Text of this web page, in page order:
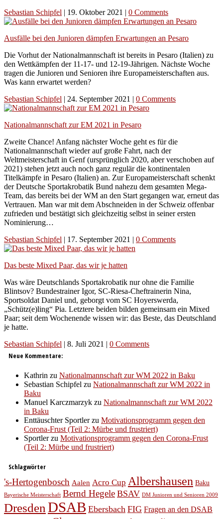
Sebastian Schipfel | 19. Oktober 2021 | 0 Comments
Ausfälle bei den Junioren dämpfen Erwartungen an Pesaro
Die Vorhut der Nationalmannschaft ist bereits in Pesaro (Italien) zu
den Wettkämpfen der 11-17- und 12-19-Jährigen. Nächste Woche
tragen die Junioren und Senioren ihre Europameisterschaften aus.
Was kann erwartet werden?
Sebastian Schipfel | 24. September 2021 | 0 Comments
Nationalmannschaft zur EM 2021 in Pesaro
Zweite Chance! Anfang nächster Woche geht es für die
Nationalmannschaft wieder auf große Fahrt, nach der
Weltmeisterschaft in Genf (ursprünglich 2020, aber verschoben auf
2021) stehen jetzt auch noch ganz regulär die kontinentalen
Titelkämpfe in Pesaro (Italien) an. Zur Europameisterschaft schenkt
der Deutsche Sportakrobatik Bund nahezu dem gesamten Mega-
Team, das bereits bei der WM an den Start gegangen war, erneut das
Vertrauen. Man war mit dem Abschneiden in der Schweiz offenbar
zufrieden und bestätigt sich gleichzeitig selbst in seiner ersten
Nominierung…
Sebastian Schipfel | 17. September 2021 | 0 Comments
Das beste Mixed Paar, das wir je hatten
Was wäre Deutschlands Sportakrobatik nur ohne die Familie
Blintsov? Bundestrainer Igor, SC-Riesa-Cheftrainerin Nina,
Sportsoldat Daniel und, geborgt vom SC Hoyerswerda,
„Schütz(e)ling“ Pia. Letztere beiden bilden gemeinsam ein Mixed
Paar; seit dem Wochenende wissen wir: das Beste, das Deutschland
je hatte.
Sebastian Schipfel | 8. Juli 2021 | 0 Comments
Neue Kommentare:
Kathrin zu Nationalmannschaft zur WM 2022 in Baku
Sebastian Schipfel zu Nationalmannschaft zur WM 2022 in
Baku
Manuel Karczmarzyk zu Nationalmannschaft zur WM 2022
in Baku
Enttäuschter Sportlerzu Motivationsprogramm gegen den
Corona-Frust (Teil 2: Mürbe und frustriert)
Sportlerzu Motivationsprogramm gegen den Corona-Frust
(Teil 2: Mürbe und frustriert)
Schlagwörter
's-Hertogenbosch Aalen Acro Cup Albershausen Baku
Bayerische Meisterschaft Bernd Hegele BSAV DM Junioren und Senioren 2009
Dresden DSAB Ebersbach FIG Fragen an den DSAB